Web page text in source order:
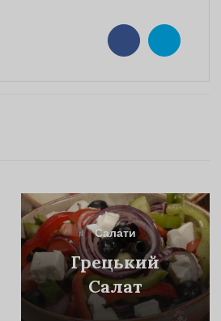
Салати
Грецький
Салат